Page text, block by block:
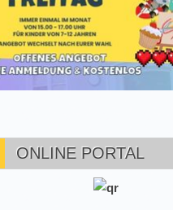
ONLINE PORTAL